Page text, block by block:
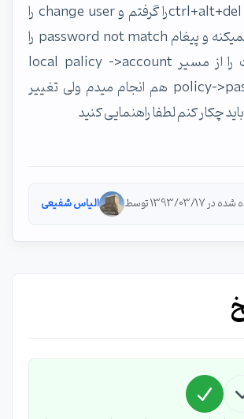
دهیم در ضمن ctrl+alt+delرا گرفتم و change user را
زدم ولی تغییر نمیکنه و پیغام password not match را
میده و تغییرات را از مسیر local palicy ->account
policy->passwordpolicy هم انجام میدم ولی تغییر
چکار کنم لطفا راهنمایی کنید
1393/03/17 توسط الیاس شفیعی